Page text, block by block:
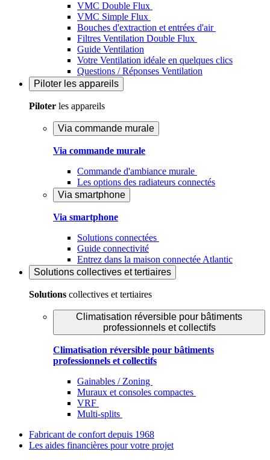
VMC Double Flux
VMC Simple Flux
Bouches d'extraction et entrées d'air
Filtres Ventilation Double Flux
Guide Ventilation
Votre Ventilation idéale en quelques clics
Questions / Réponses Ventilation
Piloter les appareils
Piloter les appareils
Via commande murale
Via commande murale
Commande d'ambiance murale
Les options des radiateurs connectés
Via smartphone
Via smartphone
Solutions connectées
Guide connectivité
Entrez dans la maison connectée Atlantic
Solutions collectives et tertiaires
Solutions collectives et tertiaires
Climatisation réversible pour bâtiments
professionnels et collectifs
Climatisation réversible pour bâtiments
professionnels et collectifs
Gainables / Zoning
Muraux et consoles compactes
VRF
Multi-splits
Fabricant de confort depuis 1968
Les aides financières pour votre projet